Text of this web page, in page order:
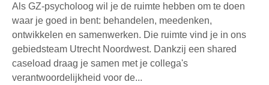
Als GZ-psycholoog wil je de ruimte hebben om te doen
waar je goed in bent: behandelen, meedenken,
ontwikkelen en samenwerken. Die ruimte vind je in ons
gebiedsteam Utrecht Noordwest. Dankzij een shared
caseload draag je samen met je collega's
verantwoordelijkheid voor de...